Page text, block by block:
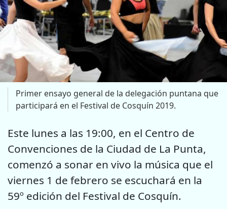
Primer ensayo general de la delegación puntana que
participará en el Festival de Cosquín 2019.
Este lunes a las 19:00, en el Centro de
Convenciones de la Ciudad de La Punta,
comenzó a sonar en vivo la música que el
viernes 1 de febrero se escuchará en la
59º edición del Festival de Cosquín.